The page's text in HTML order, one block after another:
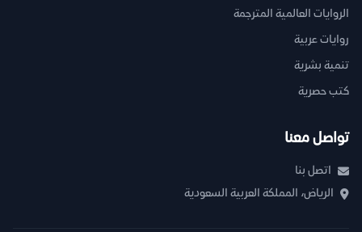
الروايات العالمية المترجمة
روايات عربية
تنمية بشرية
كتب حصرية
تواصل معنا
اتصل بنا
الرياض، المملكة العربية السعودية